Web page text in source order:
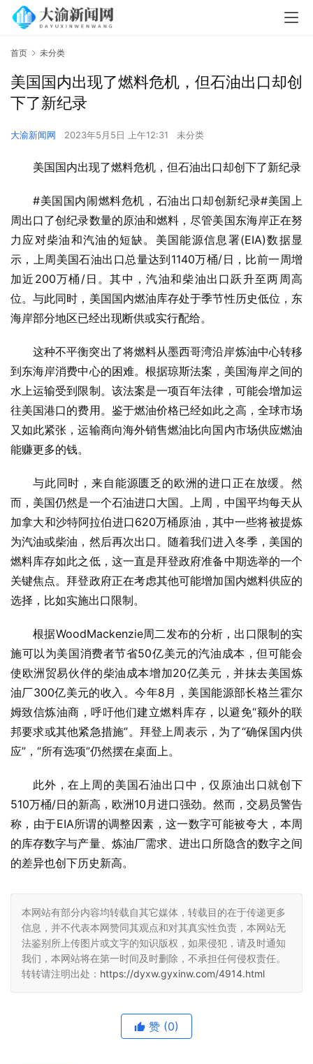
首页 未分类
美国国内出现了燃料危机，但石油出口却创
下了新纪录
大渝新闻网 2023年5月5日 上午12:31 未分类
美国国内出现了燃料危机，但石油出口却创下了新纪录
#美国国内闹燃料危机，石油出口却创新纪录#美国上
周出口了创纪录数量的原油和燃料，尽管美国东海岸正在努
力应对柴油和汽油的短缺。美国能源信息署(EIA)数据显
示，上周美国石油出口总量达到1140万桶/日，比前一周增
加近200万桶/日。其中，汽油和柴油出口跃升至两周高
位。与此同时，美国国内燃油库存处于季节性历史低位，东
海岸部分地区已经出现断供或实行配给。
这种不平衡突出了将燃料从墨西哥湾沿岸炼油中心转移
到东海岸消费中心的困难。根据琼斯法案，美国海岸之间的
水上运输受到限制。该法案是一项百年法律，可能会增加运
往美国港口的费用。鉴于燃油价格已经如此之高，全球市场
又如此紧张，运输商向海外销售燃油比向国内市场供应燃油
能赚更多的钱。
与此同时，来自能源匮乏的欧洲的进口正在放缓。然
而，美国仍然是一个石油进口大国。上周，中国平均每天从
加拿大和沙特阿拉伯进口620万桶原油，其中一些将被提炼
为汽油或柴油，然后再次出口。随着我们进入冬季，美国的
燃料库存如此之低，这一直是拜登政府准备中期选举的一个
关键焦点。拜登政府正在考虑其他可能增加国内燃料供应的
选择，比如实施出口限制。
根据WoodMackenzie周二发布的分析，出口限制的实
施可以为美国消费者节省50亿美元的汽油成本，但可能会
使欧洲贸易伙伴的柴油成本增加20亿美元，并抹去美国炼
油厂300亿美元的收入。今年8月，美国能源部长格兰霍尔
姆致信炼油商，呼吁他们建立燃料库存，以避免“额外的联
邦要求或其他紧急措施”。拜登上周表示，为了“确保国内供
应”，“所有选项”仍然摆在桌面上。
此外，在上周的美国石油出口中，仅原油出口就创下
510万桶/日的新高，欧洲10月进口强劲。然而，交易员警告
称，由于EIA所谓的调整因素，这一数字可能被夸大，本周
的库存数字与产量、炼油厂需求、进出口所隐含的数字之间
的差异也创下历史新高。
本网站有部分内容均转载自其它媒体，转载目的在于传递更多
信息，并不代表本网赞同其观点和对其真实性负责，本网站无
法鉴别所上传图片或文字的知识版权，如果侵犯，请及时通知
我们，本网站将在第一时间及时删除，不承担任何侵权责任。
转转请注明出处： https://dyxw.gyxinw.com/4914.html
赞 (0)